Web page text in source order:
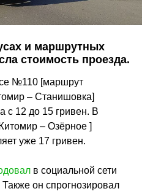
и маршрутных
стоимость проезда.
№110 [маршрут
– Станишовка]
с 12 до 15 гривен. В
– Озёрное ]
уже 17 гривен.
в социальной сети
он спрогнозировал